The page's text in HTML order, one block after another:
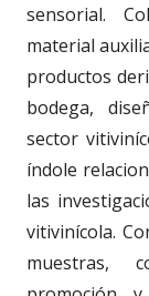
sensorial.
material
productos
bodega,
sector
índole
las
vitivinícola.
muestras,